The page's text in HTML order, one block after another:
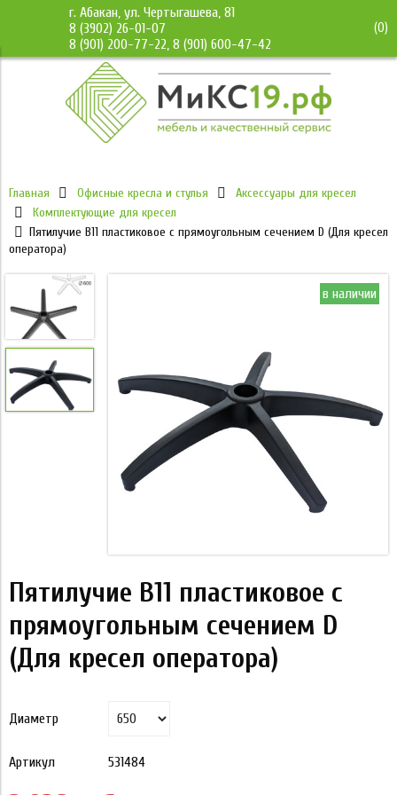
г. Абакан, ул. Чертыгашева, 81
8 (3902) 26-01-07
8 (901) 200-77-22, 8 (901) 600-47-42
(0)
Главная Офисные кресла и стулья
Аксессуары для кресел
Комплектующие для кресел
Пятилучие B11 пластиковое с прямоугольным сечением D (Для кресел
оператора)
в наличии в наличии
Пятилучие B11 пластиковое с
прямоугольным сечением D
(Для кресел оператора)
Диаметр
Артикул 531484